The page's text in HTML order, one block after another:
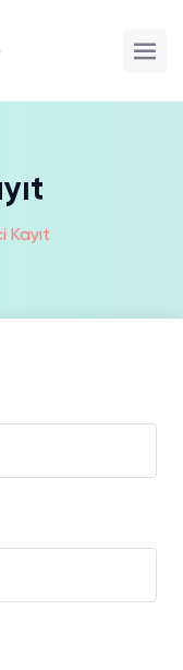
Kayıt